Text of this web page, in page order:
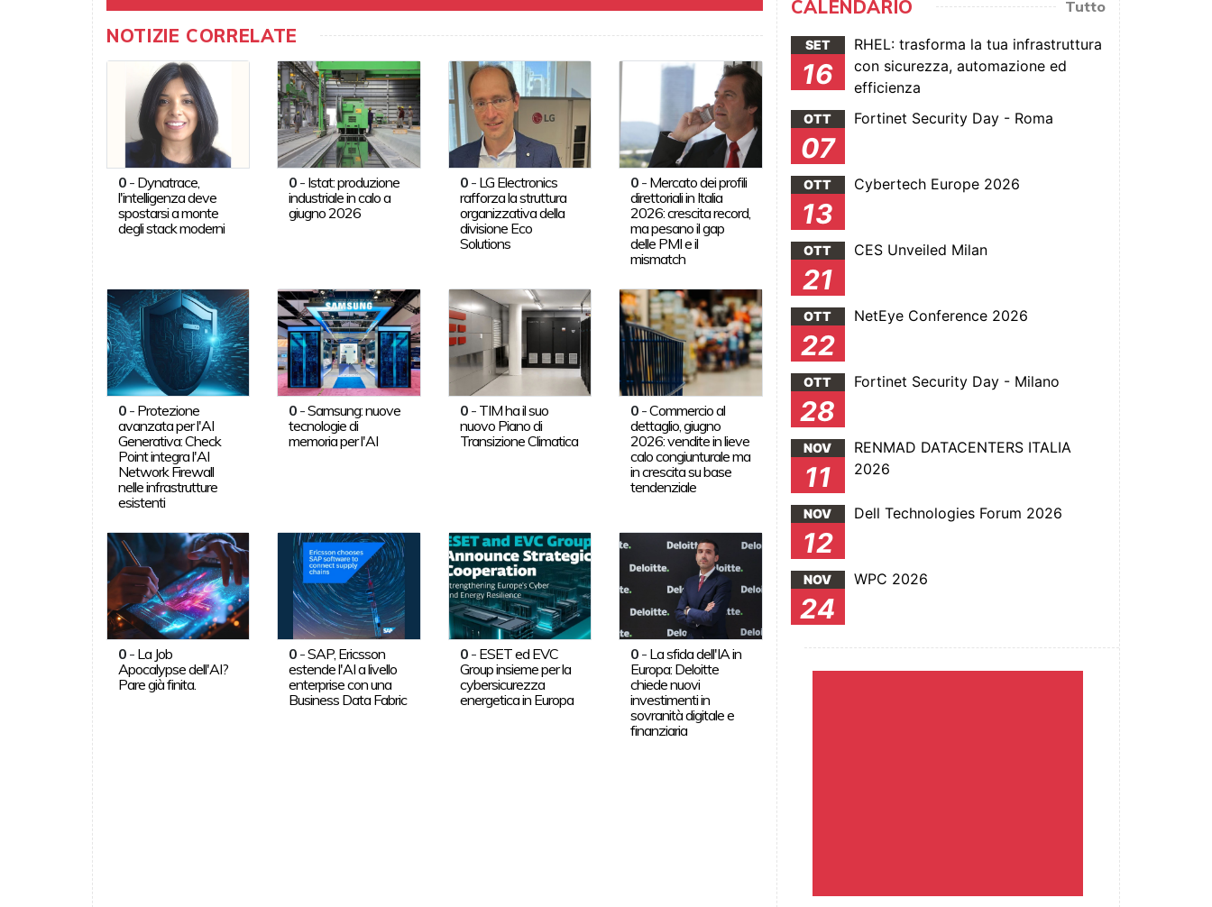
NOTIZIE CORRELATE
0- Dynatrace,
l'intelligenza deve
spostarsi a monte
degli stack moderni
0 - Istat: produzione
industriale in calo a
giugno 2026
0- LG Electronics
rafforza la struttura
organizzativa della
divisione Eco
Solutions
0 - Mercato dei profili
direttoriali in Italia
2026: crescita record,
ma pesano il gap
delle PMI e il
mismatch
0- Protezione
avanzata per l'AI
Generativa: Check
Point integra l'AI
Network Firewall
nelle infrastrutture
esistenti
0 -Samsung: nuove
tecnologie di
memoria per l'AI
0- TIM ha il suo
nuovo Piano di
Transizione Climatica
0 -Commercio al
dettaglio, giugno
2026: vendite in lieve
calo congiunturale ma
in crescita su base
tendenziale
0- La Job
Apocalypse dell'AI?
Pare già finita.
0 -SAP, Ericsson
estende l'AI a livello
enterprise con una
Business Data Fabric
0- ESET ed EVC
Group insieme per la
cybersicurezza
energetica in Europa
0 - La sfida dell'IA in
Europa: Deloitte
chiede nuovi
investimenti in
sovranità digitale e
finanziaria
CALENDARIO Tutto
SET
16
RHEL: trasforma la tua infrastruttura
con sicurezza, automazione ed
efficienza
OTT
07
Fortinet Security Day - Roma
OTT
13
Cybertech Europe 2026
OTT
21
CES Unveiled Milan
OTT
22
NetEye Conference 2026
OTT
28
Fortinet Security Day - Milano
NOV
11
RENMAD DATACENTERS ITALIA
2026
NOV
12
Dell Technologies Forum 2026
NOV
24
WPC 2026